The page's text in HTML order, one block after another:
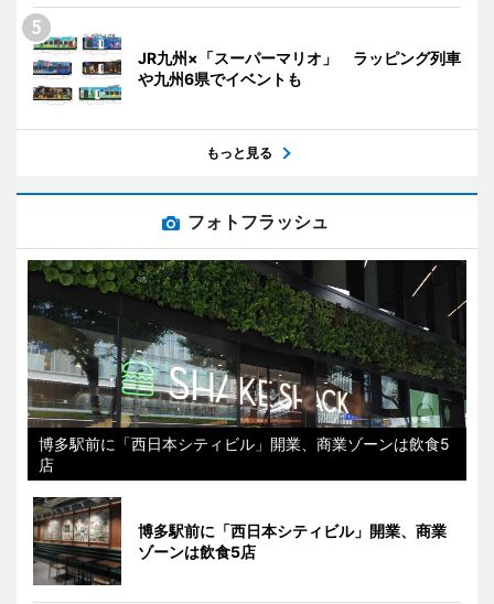
JR九州×「スーパーマリオ」 ラッピング列車
や九州6県でイベントも
もっと見る
フォトフラッシュ
博多駅前に「西日本シティビル」開業、商業ゾーンは飲食5
店
博多駅前に「西日本シティビル」開業、商業
ゾーンは飲食5店